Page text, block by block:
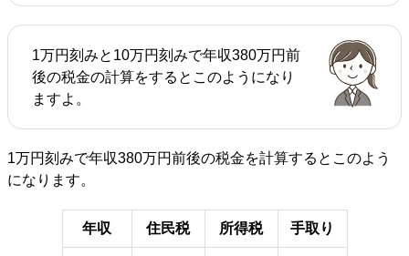
1万円刻みと10万円刻みで年収380万円前
後の税金の計算をするとこのようになり
ますよ。
1万円刻みで年収380万円前後の税金を計算するとこのよう
になります。
年収 住民税 所得税 手取り